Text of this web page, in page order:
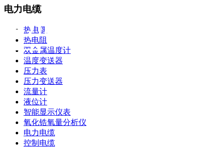
电力电缆
电力电缆
热电偶
热电阻
双金属温度计
温度变送器
压力表
压力变送器
流量计
液位计
智能显示仪表
氧化锆氧量分析仪
电力电缆
控制电缆